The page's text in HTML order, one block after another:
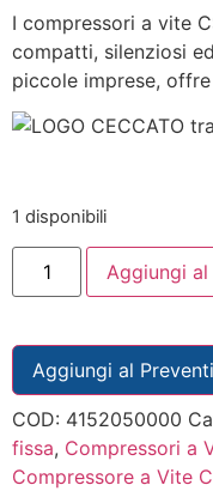
I compressori a vite
compatti, silenziosi
piccole imprese,
1 disponibili
Aggiungi
Aggiungi al
COD: 4152050000
fissa, Compressori a
Compressore a Vite